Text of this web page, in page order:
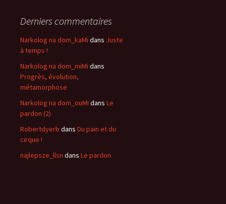
Derniers commentaires
Narkolog na dom_kaMi dans Juste
à temps !
Narkolog na dom_miMi dans
Progrès, évolution,
métamorphose
Narkolog na dom_ouMi dans Le
pardon (2)
Robertdyerb dans Du pain et du
cirque !
najlepsze_llsn dans Le pardon